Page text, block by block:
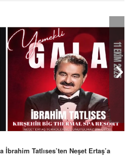
İbrahim Tatlıses’ten Neşet Ertaş’a
Mesaj: “Unutulmaz Bir Gece